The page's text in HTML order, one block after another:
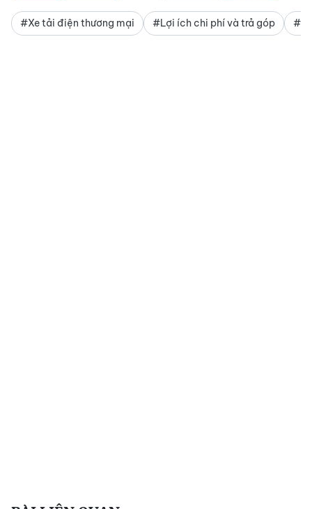
#Xe tải điện thương mại #Lợi ích chi phí và trả góp